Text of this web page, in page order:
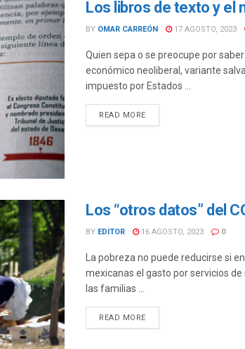
Los libros de texto y el
BY OMAR CARREÓN 17 AGOSTO, 2023
Quien sepa o se preocupe por
económico neoliberal, variante
impuesto por Estados ...
READ MOREDETAILS
Los “otros datos” del
BY EDITOR 16 AGOSTO, 2023 0
La pobreza no puede reducirse si
mexicanas el gasto por servicios
las familias ...
READ MOREDETAILS